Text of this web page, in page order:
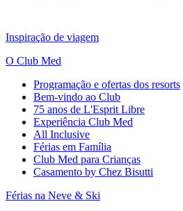
Inspiração de viagem
O Club Med
Programação e ofertas dos resorts
Bem-vindo ao Club
75 anos de L'Esprit Libre
Experiência Club Med
All Inclusive
Férias em Família
Club Med para Crianças
Casamento by Chez Bisutti
Férias na Neve & Ski